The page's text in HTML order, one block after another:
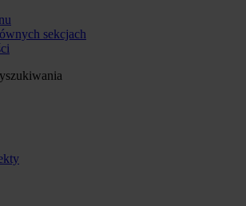
sekcjach